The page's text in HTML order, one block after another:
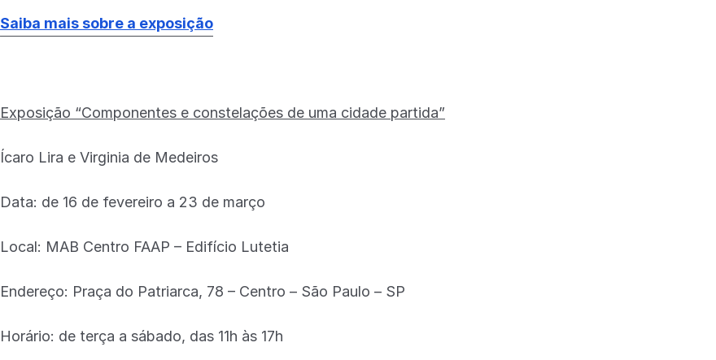
Saiba mais sobre a exposição
Exposição “Componentes e constelações de uma cidade partida”
Ícaro Lira e Virginia de Medeiros
Data: de 16 de fevereiro a 23 de março
Local: MAB Centro FAAP – Edifício Lutetia
Endereço: Praça do Patriarca, 78 – Centro – São Paulo – SP
Horário: de terça a sábado, das 11h às 17h